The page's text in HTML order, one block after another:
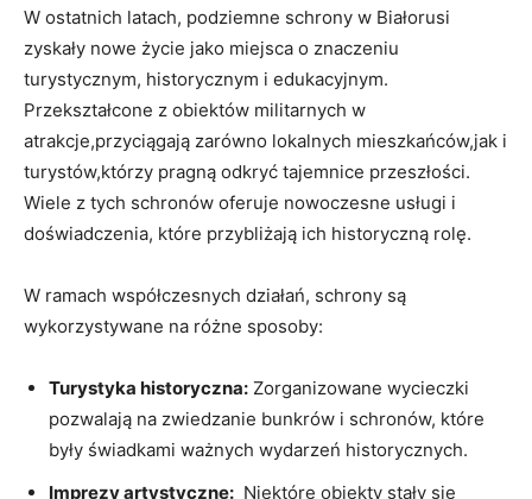
W⁤ ostatnich latach, podziemne schrony w ⁤Białorusi
zyskały nowe życie jako miejsca o znaczeniu
turystycznym, historycznym ⁣i edukacyjnym.
‍Przekształcone z obiektów‌ militarnych ⁣w‌
atrakcje,przyciągają zarówno⁣ lokalnych mieszkańców,jak i
turystów,którzy ‍pragną odkryć tajemnice przeszłości.
Wiele z tych schronów oferuje⁤ nowoczesne usługi i
doświadczenia, które przybliżają​ ich historyczną rolę.
W ‍ramach⁣ współczesnych działań, schrony są
wykorzystywane na ⁣różne sposoby:
Turystyka historyczna: ​Zorganizowane wycieczki
pozwalają na zwiedzanie bunkrów i ⁢schronów, które
były świadkami ważnych wydarzeń historycznych.
Imprezy artystyczne: ⁢ Niektóre ⁣obiekty stały się